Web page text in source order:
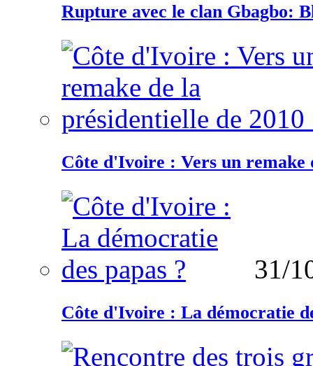
Rupture avec le clan Gbagbo:
Côte d'Ivoire : Vers un remake
31/
Côte d'Ivoire : La démocratie